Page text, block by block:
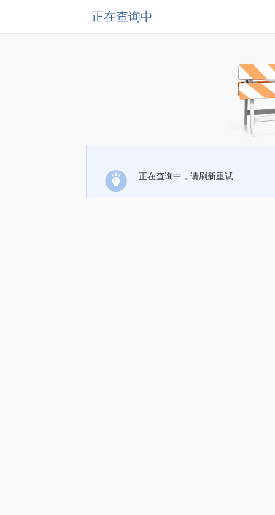
正在查询中
正在查询中，请刷新重试